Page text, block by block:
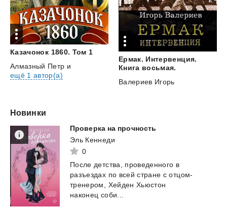
Казачонок 1860. Том 1
Алмазный Петр и
ещё 1 автор(а)
Ермак. Интервенция.
Книга восьмая.
Валериев Игорь
Новинки
Проверка на прочность
Эль Кеннеди
0
После детства, проведенного в
разъездах по всей стране с отцом-
тренером, Хейден Хьюстон
наконец соби...